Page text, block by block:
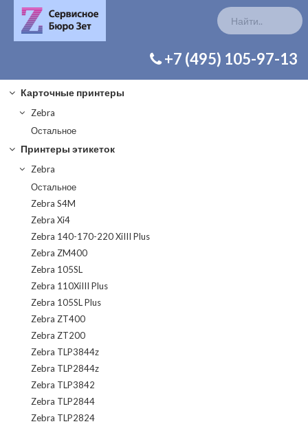
+7 (495) 105-97-13
Карточные принтеры
Zebra
Остальное
Принтеры этикеток
Zebra
Остальное
Zebra S4M
Zebra Xi4
Zebra 140-170-220 XiIII Plus
Zebra ZM400
Zebra 105SL
Zebra 110XiIII Plus
Zebra 105SL Plus
Zebra ZT400
Zebra ZT200
Zebra TLP3844z
Zebra TLP2844z
Zebra TLP3842
Zebra TLP2844
Zebra TLP2824